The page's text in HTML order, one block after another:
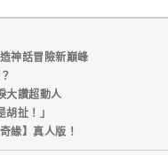
神話冒險新巔峰
大讚超動人
扯！」
緣】真人版！